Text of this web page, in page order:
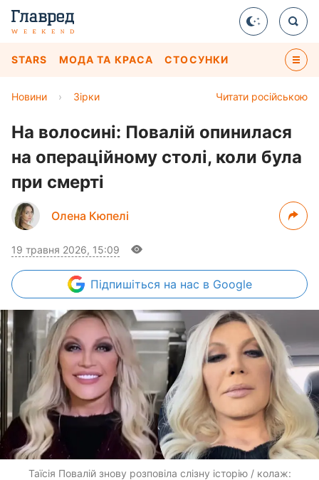
STARS МОДА ТА КРАСА СТОСУНКИ
Читати російською
Новини › Зірки
На волосині: Повалій опинилася
на операційному столі, коли була
при смерті
Олена Кюпелі
19 травня 2026, 15:09
Підпишіться на нас в Google
Таїсія Повалій знову розповіла слізну історію / колаж: